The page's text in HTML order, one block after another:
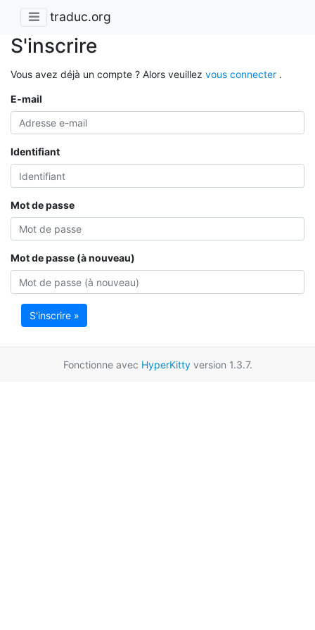
traduc.org
S'inscrire
Vous avez déjà un compte ? Alors veuillez vous connecter .
E-mail
Identifiant
Mot de passe
Mot de passe (à nouveau)
S'inscrire »
Fonctionne avec HyperKittyversion 1.3.7.